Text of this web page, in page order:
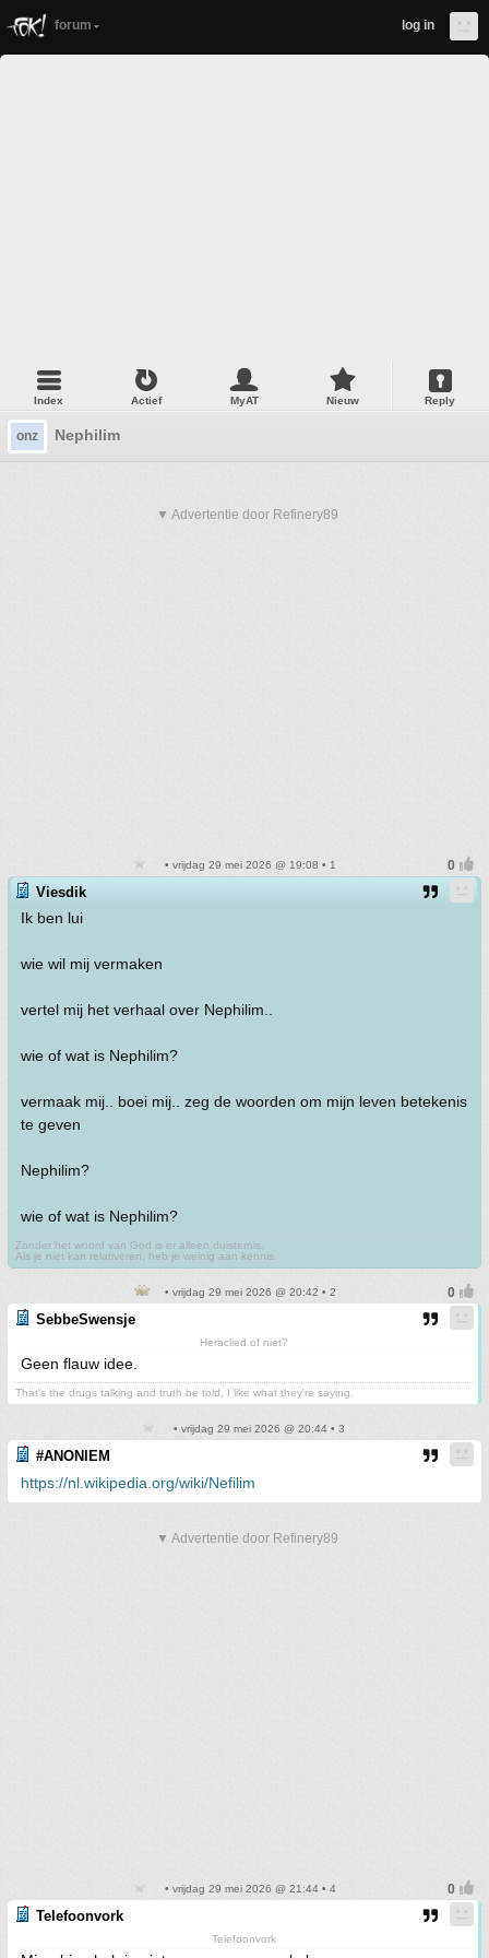
forum log in
Index Actief MyAT Nieuw Reply
onz Nephilim
▼ Advertentie door Refinery89
• vrijdag 29 mei 2026 @ 19:08 • 1
Viesdik
Ik ben lui
wie wil mij vermaken
vertel mij het verhaal over Nephilim..
wie of wat is Nephilim?
vermaak mij.. boei mij.. zeg de woorden om mijn leven betekenis
te geven
Nephilim?
wie of wat is Nephilim?
Zonder het woord van God is er alleen duisternis.
Als je niet kan relativeren, heb je weinig aan kennis.
• vrijdag 29 mei 2026 @ 20:42 • 2
SebbeSwensje
Heraclied of niet?
Geen flauw idee.
That's the drugs talking and truth be told, I like what they're saying.
• vrijdag 29 mei 2026 @ 20:44 • 3
#ANONIEM
https://nl.wikipedia.org/wiki/Nefilim
▼ Advertentie door Refinery89
• vrijdag 29 mei 2026 @ 21:44 • 4
Telefoonvork
Telefoonvork